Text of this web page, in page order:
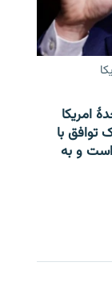
امریکا
توافق با
است و به